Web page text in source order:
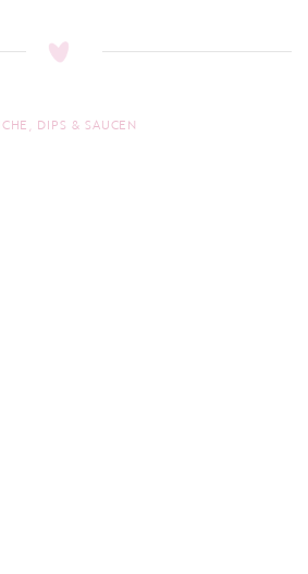
DIPS & SAUCEN